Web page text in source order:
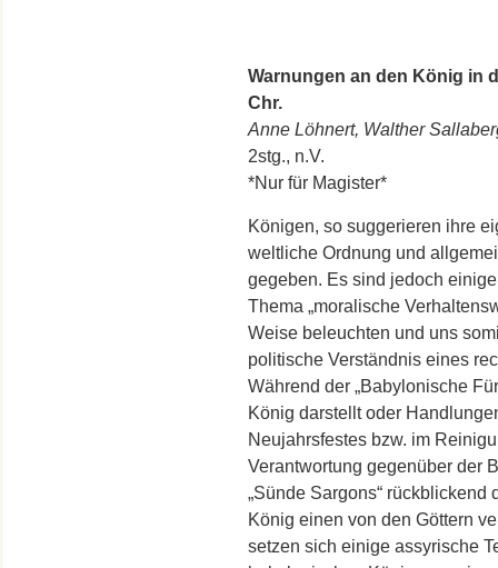
Warnungen an den König in
Chr.
Anne Löhnert, Walther
2stg., n.V.
*Nur für Magister*
Königen, so suggerieren ihre
weltliche Ordnung und
gegeben. Es sind jedoch
Thema „moralische
Weise beleuchten und uns
politische Verständnis eines
Während der „Babylonische
König darstellt oder
Neujahrsfestes bzw. im
Verantwortung gegenüber der
„Sünde Sargons“
König einen von den Göttern
setzen sich einige assyrische